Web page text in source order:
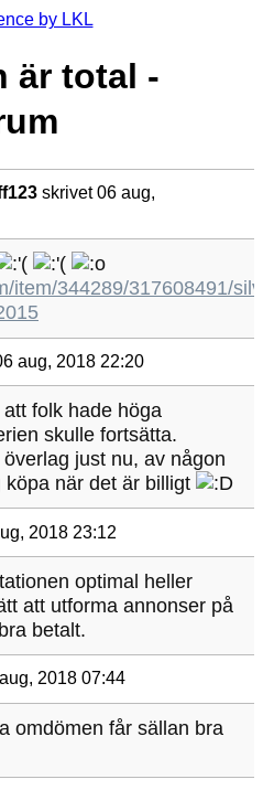
är total -
skrivet 06 aug,
item/344289/317608491/
aug, 2018 22:20
folk hade höga
skulle fortsätta.
just nu, av någon
när det är billigt
2018 23:12
optimal heller
att utforma annonser på
betalt.
2018 07:44
omdömen får sällan bra